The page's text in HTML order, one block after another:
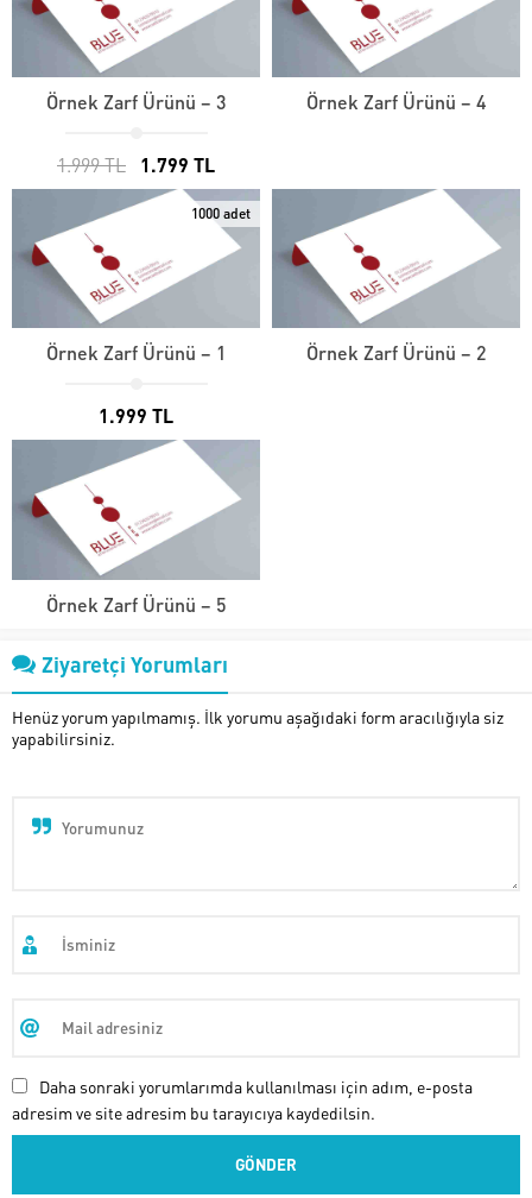
Örnek Zarf Ürünü – 3
1.999 TL 1.799 TL
Örnek Zarf Ürünü – 4
1000 adet
Örnek Zarf Ürünü – 1
1.999 TL
Örnek Zarf Ürünü – 2
Örnek Zarf Ürünü – 5
Ziyaretçi Yorumları
Henüz yorum yapılmamış. İlk yorumu aşağıdaki form aracılığıyla siz
yapabilirsiniz.
Daha sonraki yorumlarımda kullanılması için adım, e-posta
adresim ve site adresim bu tarayıcıya kaydedilsin.